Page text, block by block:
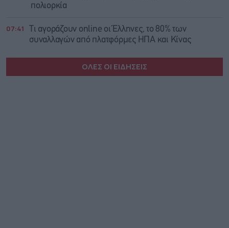
πολιορκία
07:41
Τι αγοράζουν online οι Έλληνες, το 80% των
συναλλαγών από πλατφόρμες ΗΠΑ και Κίνας
ΟΛΕΣ ΟΙ ΕΙΔΗΣΕΙΣ